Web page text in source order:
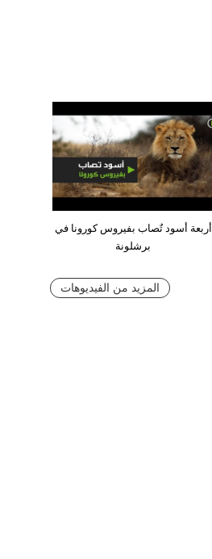
أربعة أسود تٌصاب بفيروس كورونا في
برشلونة
المزيد من الفيديوهات